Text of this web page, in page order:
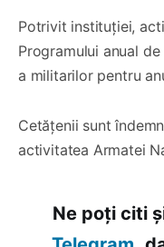
Potrivit instituției,
Programului anual
a militarilor pentru
Cetățenii sunt
activitatea Armatei
Ne poți citi